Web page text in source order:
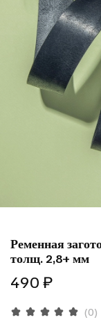
(0)
Ременная
толщ. 2,8+ мм
490 ₽